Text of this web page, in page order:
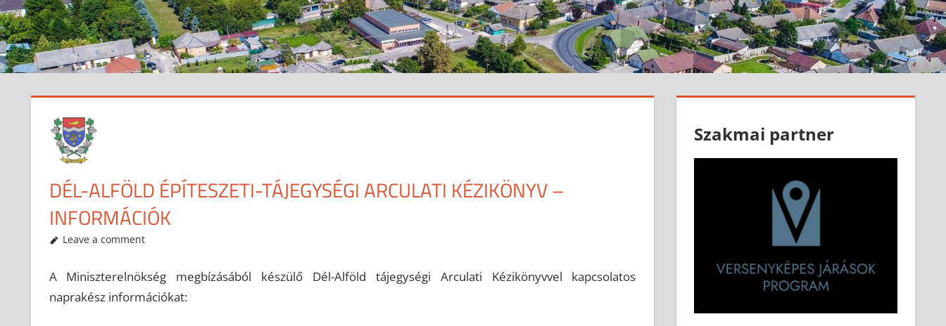
DÉL-ALFÖLD ÉPÍTESZETI-TÁJEGYSÉGI ARCULATI KÉZIKÖNYV –
INFORMÁCIÓK
2018-07-26
anisity.attilla
Egyéb
Leave a comment
A Miniszterelnökség megbízásából készülő Dél-Alföld tájegységi Arculati Kézikönyvvel kapcsolatos
naprakész információkat:
Szakmai partner